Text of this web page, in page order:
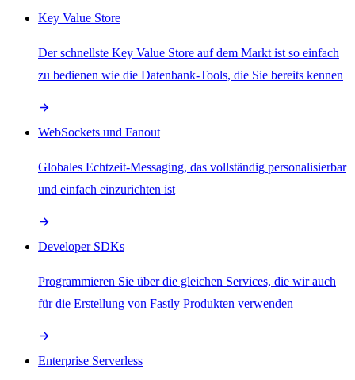
Key Value Store
Der schnellste Key Value Store auf dem Markt ist so einfach
zu bedienen wie die Datenbank-Tools, die Sie bereits kennen
WebSockets und Fanout
Globales Echtzeit-Messaging, das vollständig personalisierbar
und einfach einzurichten ist
Developer SDKs
Programmieren Sie über die gleichen Services, die wir auch
für die Erstellung von Fastly Produkten verwenden
Enterprise Serverless